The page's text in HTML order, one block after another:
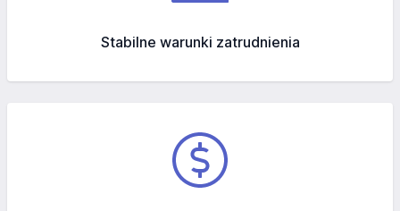
Stabilne warunki zatrudnienia